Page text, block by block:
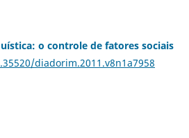
o controle de fatores sociais
diadorim.2011.v8n1a7958